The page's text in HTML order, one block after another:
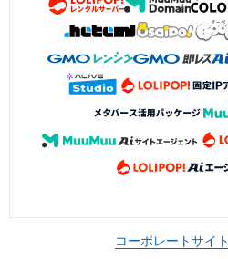
コーポレートサイト